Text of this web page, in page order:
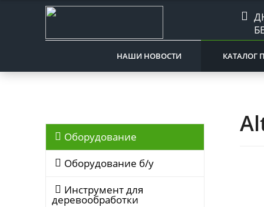
НАШИ НОВОСТИ КАТАЛОГ
Оборудование
Оборудование б/у
Инструмент для
деревообработки